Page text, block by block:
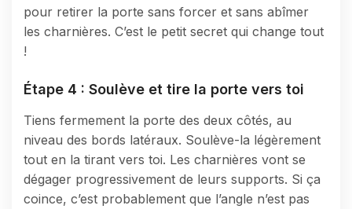
pour retirer la porte sans forcer et sans abîmer
les charnières. C’est le petit secret qui change tout
!
Étape 4 : Soulève et tire la porte vers toi
Tiens fermement la porte des deux côtés, au
niveau des bords latéraux. Soulève-la légèrement
tout en la tirant vers toi. Les charnières vont se
dégager progressivement de leurs supports. Si ça
coince, c’est probablement que l’angle n’est pas